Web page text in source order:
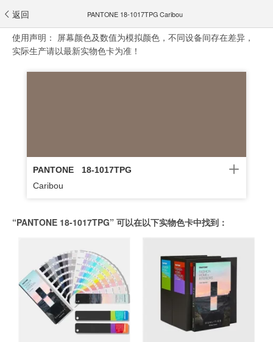
返回 PANTONE 18-1017TPG Caribou
使用声明： 屏幕颜色及数值为模拟颜色，不同设备间存在差异，
实际生产请以最新实物色卡为准！
PANTONE
18-1017TPG
Caribou
“PANTONE 18-1017TPG” 可以在以下实物色卡中找到：